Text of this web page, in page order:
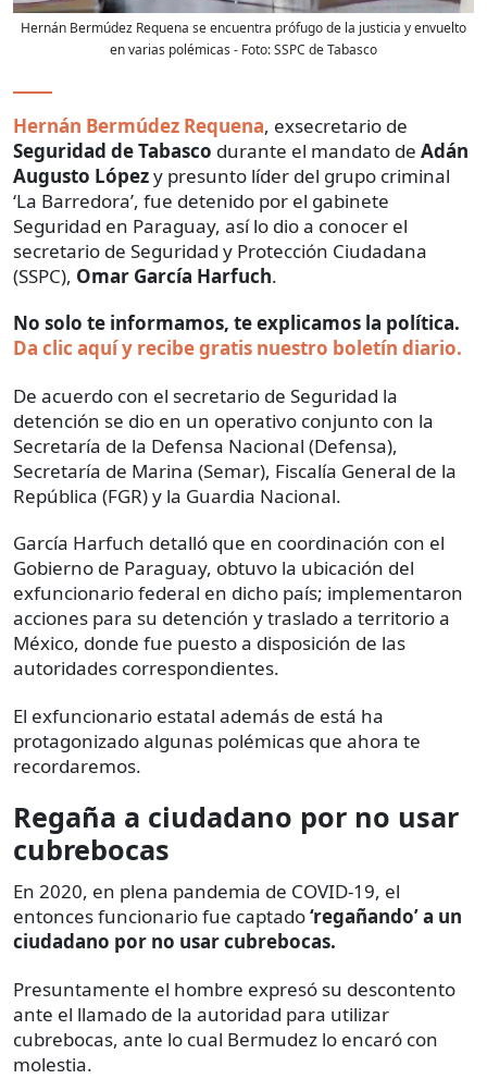
Hernán Bermúdez Requena se encuentra prófugo de la justicia y envuelto
en varias polémicas - Foto:SSPC de Tabasco
Hernán Bermúdez Requena, exsecretario de
Seguridad de Tabasco durante el mandato de Adán
Augusto Lópezy presunto líder del grupo criminal
‘La Barredora’, fue detenido por el gabinete
Seguridad en Paraguay, así lo dio a conocer el
secretario de Seguridad y Protección Ciudadana
(SSPC), Omar García Harfuch.
No solo te informamos, te explicamos la política.
Da clic aquí y recibe gratis nuestro boletín diario.
De acuerdo con el secretario de Seguridad la
detención se dio en un operativo conjunto con la
Secretaría de la Defensa Nacional (Defensa),
Secretaría de Marina (Semar), Fiscalía General de la
República (FGR) y la Guardia Nacional.
García Harfuch detalló que en coordinación con el
Gobierno de Paraguay, obtuvo la ubicación del
exfuncionario federal en dicho país; implementaron
acciones para su detención y traslado a territorio a
México, donde fue puesto a disposición de las
autoridades correspondientes.
El exfuncionario estatal además de está ha
protagonizado algunas polémicas que ahora te
recordaremos.
Regaña a ciudadano por no usar
cubrebocas
En 2020, en plena pandemia de COVID-19, el
entonces funcionario fue captado‘regañando’ a un
ciudadano por no usar cubrebocas.
Presuntamente el hombre expresó su descontento
ante el llamado de la autoridad para utilizar
cubrebocas, ante lo cual Bermudez lo encaró con
molestia.